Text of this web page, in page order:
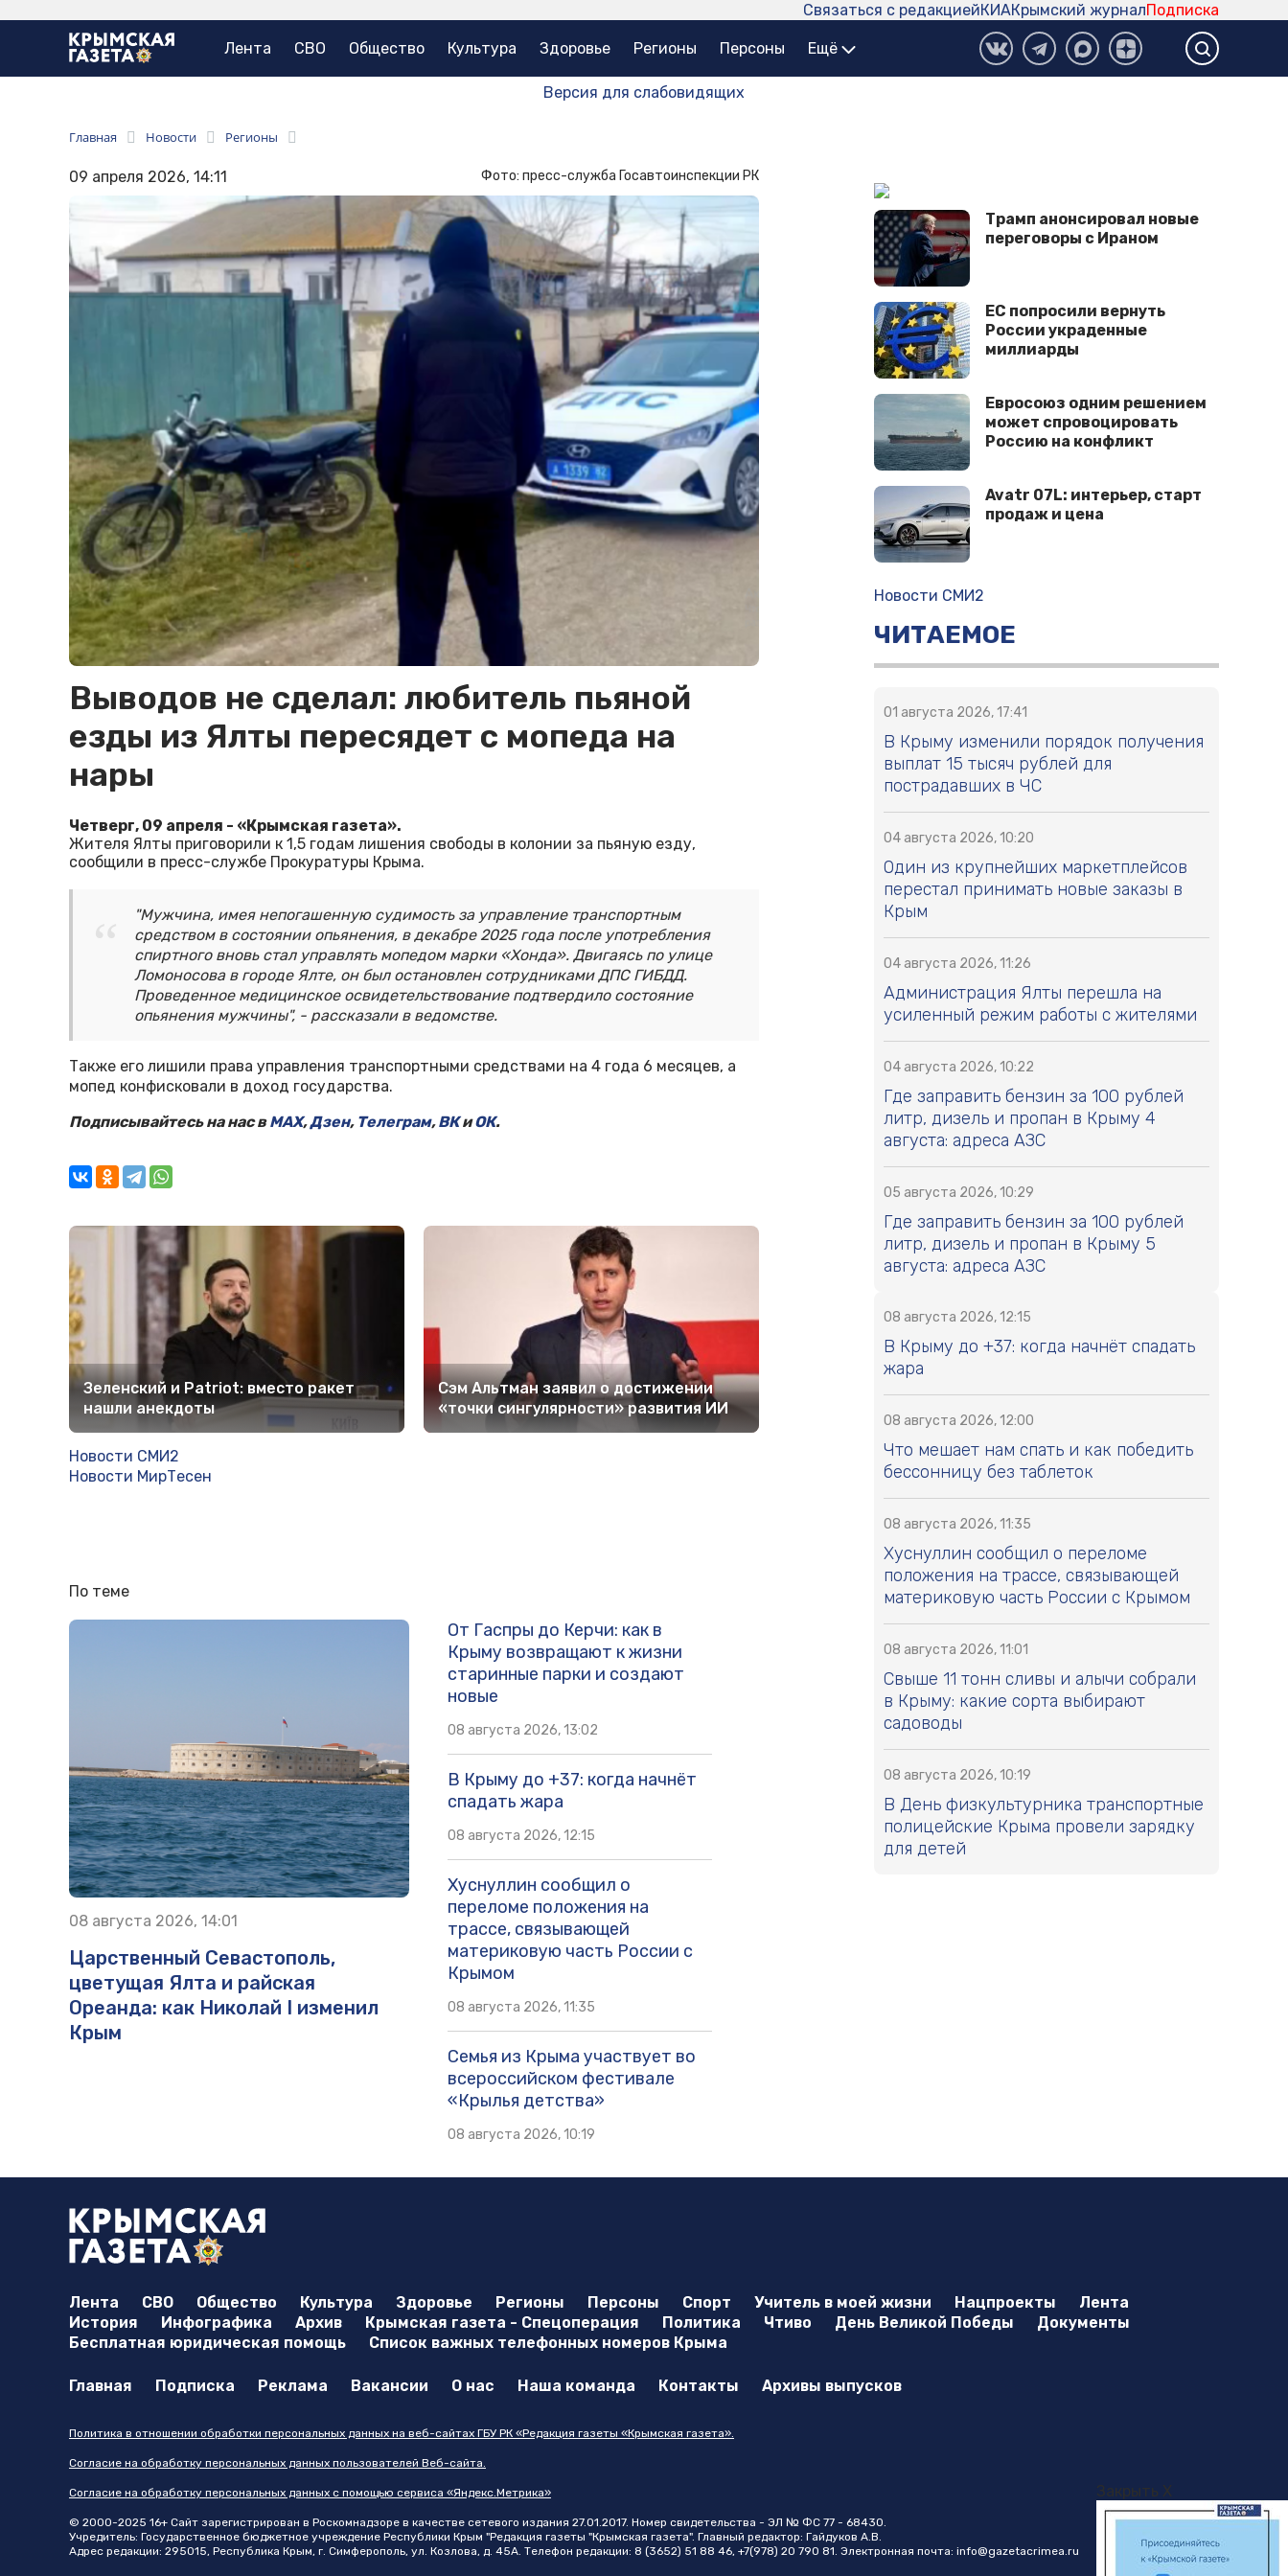
Подписка
Крымский журнал
КИА
Связаться с редакцией
Лента СВО Общество Культура Здоровье Регионы Персоны Ещё
Версия для слабовидящих
Главная Новости Регионы
09 апреля 2026, 14:11 Фото: пресс-служба Госавтоинспекции РК
Выводов не сделал: любитель пьяной
езды из Ялты пересядет с мопеда на
нары
Четверг, 09 апреля - «Крымская газета».
Жителя Ялты приговорили к 1,5 годам лишения свободы в колонии за пьяную езду,
сообщили в пресс-службе Прокуратуры Крыма.
"Мужчина, имея непогашенную судимость за управление транспортным
средством в состоянии опьянения, в декабре 2025 года после употребления
спиртного вновь стал управлять мопедом марки «Хонда». Двигаясь по улице
Ломоносова в городе Ялте, он был остановлен сотрудниками ДПС ГИБДД.
Проведенное медицинское освидетельствование подтвердило состояние
опьянения мужчины", - рассказали в ведомстве.
Также его лишили права управления транспортными средствами на 4 года 6 месяцев, а
мопед конфисковали в доход государства.
Подписывайтесь на нас вMAX,Дзен, Телеграм,ВКиОК.
Зеленский и Patriot: вместо ракет
нашли анекдоты
Сэм Альтман заявил о достижении
«точки сингулярности» развития ИИ
Новости СМИ2
Новости МирТесен
По теме
08 августа 2026, 14:01
Царственный Севастополь,
цветущая Ялта и райская
Ореанда: как Николай I изменил
Крым
От Гаспры до Керчи: как в
Крыму возвращают к жизни
старинные парки и создают
новые
08 августа 2026, 13:02
В Крыму до +37: когда начнёт
спадать жара
08 августа 2026, 12:15
Хуснуллин сообщил о
переломе положения на
трассе, связывающей
материковую часть России с
Крымом
08 августа 2026, 11:35
Семья из Крыма участвует во
всероссийском фестивале
«Крылья детства»
08 августа 2026, 10:19
Трамп анонсировал новые
переговоры с Ираном
ЕС попросили вернуть
России украденные
миллиарды
Евросоюз одним решением
может спровоцировать
Россию на конфликт
Avatr 07L: интерьер, старт
продаж и цена
Новости СМИ2
ЧИТАЕМОЕ
01 августа 2026, 17:41
В Крыму изменили порядок получения
выплат 15 тысяч рублей для
пострадавших в ЧС
04 августа 2026, 10:20
Один из крупнейших маркетплейсов
перестал принимать новые заказы в
Крым
04 августа 2026, 11:26
Администрация Ялты перешла на
усиленный режим работы с жителями
04 августа 2026, 10:22
Где заправить бензин за 100 рублей
литр, дизель и пропан в Крыму 4
августа: адреса АЗС
05 августа 2026, 10:29
Где заправить бензин за 100 рублей
литр, дизель и пропан в Крыму 5
августа: адреса АЗС
08 августа 2026, 12:15
В Крыму до +37: когда начнёт спадать
жара
08 августа 2026, 12:00
Что мешает нам спать и как победить
бессонницу без таблеток
08 августа 2026, 11:35
Хуснуллин сообщил о переломе
положения на трассе, связывающей
материковую часть России с Крымом
08 августа 2026, 11:01
Свыше 11 тонн сливы и алычи собрали
в Крыму: какие сорта выбирают
садоводы
08 августа 2026, 10:19
В День физкультурника транспортные
полицейские Крыма провели зарядку
для детей
Закрыть X
Лента СВО Общество Культура Здоровье Регионы Персоны Спорт Учитель в моей жизни Нацпроекты
Лента
История
Инфографика Архив Крымская газета - Спецоперация Политика Чтиво День Великой Победы
Документы
Бесплатная юридическая помощь
Список важных телефонных номеров Крыма
Главная Подписка Реклама Вакансии О нас Наша команда Контакты Архивы выпусков
Политика в отношении обработки персональных данных на веб-сайтах ГБУ РК «Редакция газеты «Крымская газета».
Согласие на обработку персональных данных пользователей Веб-сайта.
Согласие на обработку персональных данных с помощью сервиса «Яндекс.Метрика»
© 2000-2025 16+ Сайт зарегистрирован в Роскомнадзоре в качестве сетевого издания 27.01.2017. Номер свидетельства - ЭЛ № ФС 77 - 68430.
Учредитель: Государственное бюджетное учреждение Республики Крым "Редакция газеты "Крымская газета". Главный редактор: Гайдуков А.В.
Адрес редакции: 295015, Республика Крым, г. Симферополь, ул. Козлова, д. 45А. Телефон редакции: 8 (3652) 51 88 46, +7(978) 20 790 81. Электронная почта: info@gazetacrimea.ru